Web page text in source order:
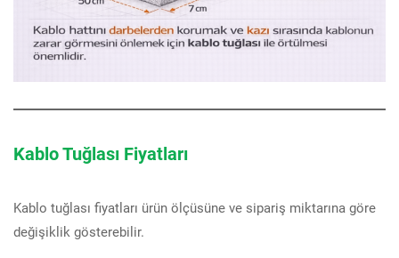
Kablo Tuğlası Fiyatları
Kablo tuğlası fiyatları ürün ölçüsüne ve sipariş miktarına göre
değişiklik gösterebilir.